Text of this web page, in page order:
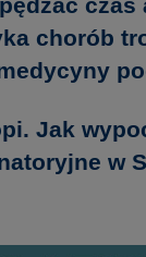
chorób
Jak
w